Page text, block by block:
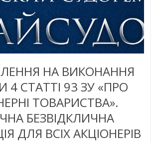
НА ВИКОНАННЯ
4 СТАТТІ 93 ЗУ «ПРО
ТОВАРИСТВА».
БЕЗВІДКЛИЧНА
ДЛЯ ВСІХ АКЦІОНЕРІВ